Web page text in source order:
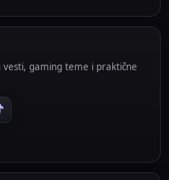
vesti, gaming teme i praktične